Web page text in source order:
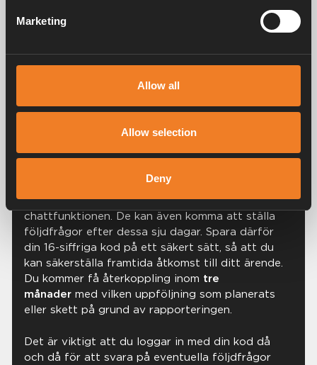
Marketing
Allow all
Allow selection
Deny
Våra ärenden hanteras initialt av
ärenden varpå interna kontaktpersoner hos oss
När du har skickat in en rapport via
du framöver kommer kunna logga in med.
där ärendehanterare kan ha ställt
följdfrågor genom den krypterade
chattfunktionen. De kan även komma att ställa
följdfrågor efter dessa sju dagar. Spara därför
din 16-siffriga kod på ett säkert sätt, så att du
kan säkerställa framtida åtkomst till ditt ärende.
Du kommer få återkoppling inom tre
månadermed vilken uppföljning som planerats
eller skett på grund av rapporteringen.
Det är viktigt att du loggar in med din kod då
och då för att svara på eventuella följdfrågor